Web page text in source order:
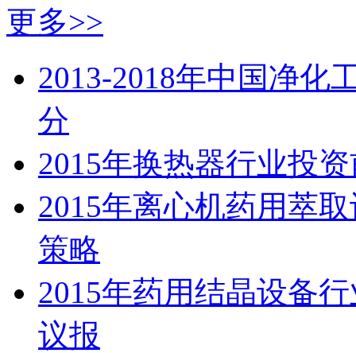
更多>>
2013-2018年中国净化
分
2015年换热器行业投
2015年离心机药用萃
策略
2015年药用结晶设备
议报